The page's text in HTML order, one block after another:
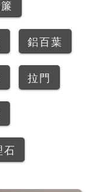
鋁百葉
拉門
石